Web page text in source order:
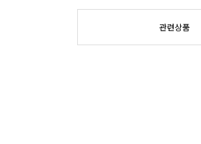
관련상품